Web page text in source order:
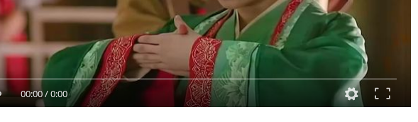
00:00/0:00